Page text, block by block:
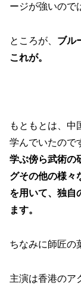
ージが強いので
ところが、 ブル
これが。
もともとは、中
学んでいたので
学ぶ傍ら武術の
グその他の様々
を用いて、独自
ます。
ちなみに師匠の
主演は香港のア